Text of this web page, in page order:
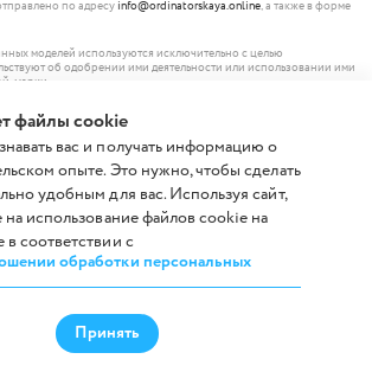
Об Ординаторской.онлайн
2026.
12, помещение 185
по адресуinfo@ordinatorskaya.online, а также в форме
моделей используются исключительно с целью
об одобрении ими деятельности или использовании ими
марки.
файлы cookie
вас и получать информацию о
опыте. Это нужно, чтобы сделать
удобным для вас. Используя сайт,
на использование файлов cookie на
соответствии с
обработки персональных
Принять